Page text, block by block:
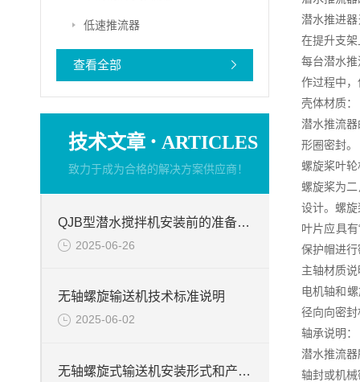
低速推流器
查看全部
技术文章 · ARTICLES
致力于成为合格的解决方案供应商！
QJB型潜水搅拌机安装前的准备事项
2025-06-26
无轴螺旋输送机技术标准说明
2025-06-02
无轴螺旋式输送机安装形式和产品优点
潜水推进
在提升支
每台潜水
作过程中
壳体材质：
潜水推流
形圈密封。
螺旋桨叶
螺旋桨为
设计。螺
叶片应具
保护帽进
主轴材质
电机轴和
径向向密
轴承说明：
潜水推流
轴封或机